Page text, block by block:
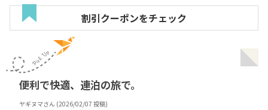
割引クーポンをチェック
便利で快適、連泊の旅で。
ヤギヌマさん (2026/02/07 投稿)